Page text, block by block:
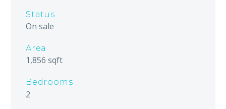
Status
On sale
Area
1,856 sqft
Bedrooms
2